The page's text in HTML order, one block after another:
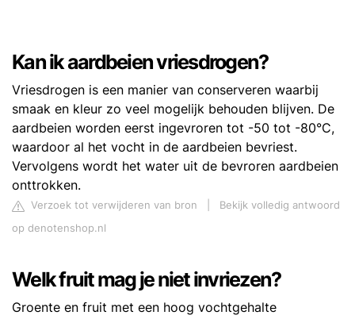
Kan ik aardbeien vriesdrogen?
Vriesdrogen is een manier van conserveren waarbij
smaak en kleur zo veel mogelijk behouden blijven. De
aardbeien worden eerst ingevroren tot -50 tot -80°C,
waardoor al het vocht in de aardbeien bevriest.
Vervolgens wordt het water uit de bevroren aardbeien
onttrokken.
Verzoek tot verwijderen van bron
Bekijk volledig antwoord
op denotenshop.nl
Welk fruit mag je niet invriezen?
Groente en fruit met een hoog vochtgehalte